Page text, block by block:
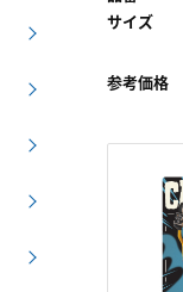
サイズ
参考価格